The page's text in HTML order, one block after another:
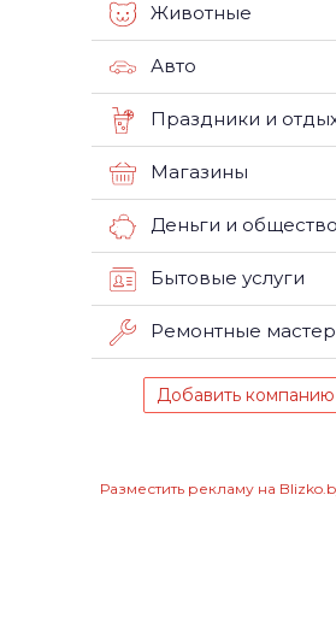
Животные
Авто
Праздники и
Магазины
Деньги и общество
Бытовые услуги
Ремонтные
Добавить компанию
Разместить рекламу на